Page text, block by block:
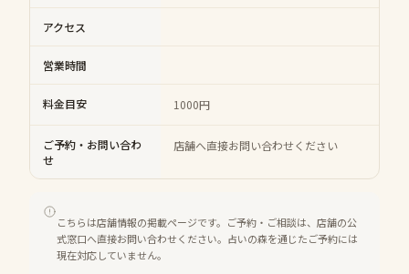
アクセス
営業時間
料金目安 1000円
ご予約・お問い合わ
せ
店舗へ直接お問い合わせください
こちらは店舗情報の掲載ページです。ご予約・ご相談は、店舗の公
式窓口へ直接お問い合わせください。占いの森を通じたご予約には
現在対応していません。